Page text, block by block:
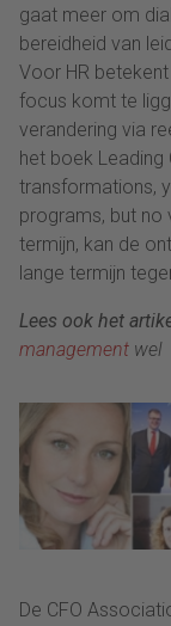
gaat meer om
bereidheid van
Voor HR
focus komt te
verandering via
het boek Leading
transformations,
programs, but no
termijn, kan de
lange termijn
Lees ook het
management wel
De CFO